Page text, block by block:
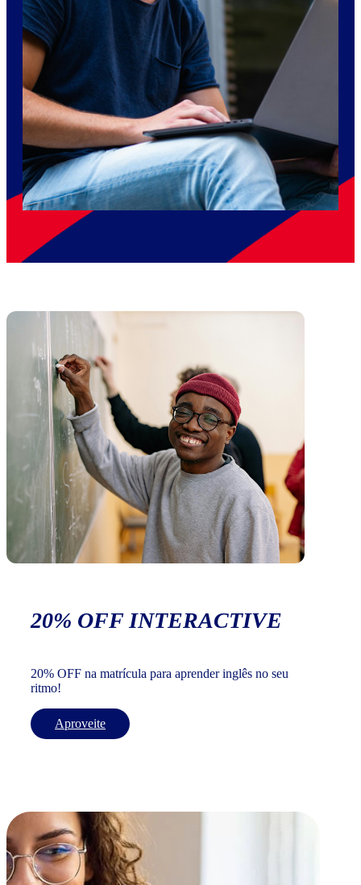
20% OFF INTERACTIVE
20% OFF na matrícula para aprender inglês no seu
ritmo!
Aproveite